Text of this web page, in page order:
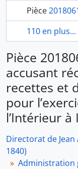
Pièce20180612/1-144 - lettre annonçant les
110 en plus...
Pièce
accusant
recettes et
pour
l’Intérieur
Directorat de
1840)
Administration